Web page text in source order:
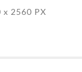
x 2560 PX